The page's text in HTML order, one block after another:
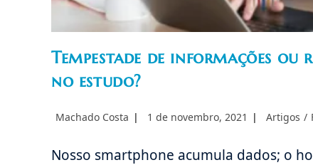
Tempestade de informações
no estudo?
Autor
Machado Costa
Post
1 de novembro, 2021
Categoria
Artigos /
Nosso smartphone acumula dados; o